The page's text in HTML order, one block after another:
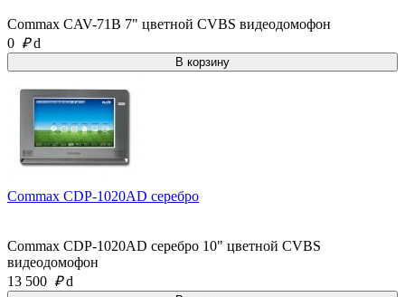
Commax CAV-71B 7" цветной CVBS видеодомофон
0 ₽ d
Commax CDP-1020AD серебро
Commax CDP-1020AD серебро 10" цветной CVBS
видеодомофон
13 500 ₽ d